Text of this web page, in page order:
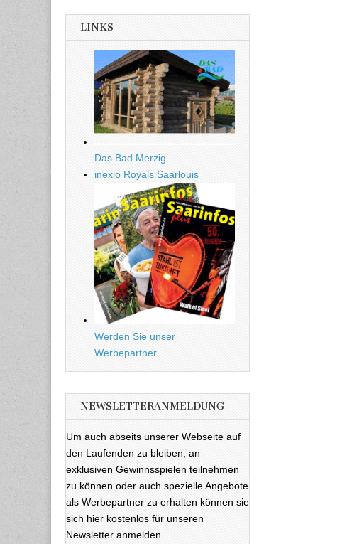
LINKS
Das Bad Merzig
inexio Royals Saarlouis
Werden Sie unser
Werbepartner
NEWSLETTERANMELDUNG
Um auch abseits unserer Webseite auf
den Laufenden zu bleiben, an
exklusiven Gewinnsspielen teilnehmen
zu können oder auch spezielle Angebote
als Werbepartner zu erhalten können sie
sich hier kostenlos für unseren
Newsletter anmelden.